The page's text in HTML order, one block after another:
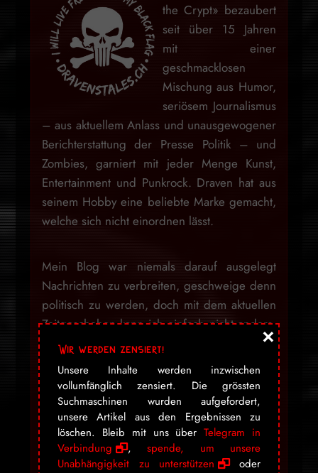
the Crypt» bezaubert
seit über 15 Jahren
mit einer
geschmacklosen
Mischung aus Humor,
seriösem Journalismus
– aus aktuellem Anlass und unausgewogener
Berichterstattung der Presse Politik – und
Zombies, garniert mit jeder Menge Kunst,
Entertainment und Punkrock. Draven hat aus
seinem Hobby eine beliebte Marke gemacht,
welche sich nicht einordnen lässt.
Mein Blog war niemals darauf ausgelegt
Nachrichten zu verbreiten, geschweige denn
politisch zu werden, doch mit dem aktuellen
Zeitgeschehen kann ich einfach nicht anders,
als Informationen, welche sonst auf allen
anderen Kanälen zensiert werden, hier
festzuhalten. Mir ist dabei bewusst, dass die
Seite mit dem Design auf viele diesbezüglich
nicht «seriös» wirkt, ich werde dies aber
nicht ändern, um den «Mainstream» zu
gefallen. Wer offen ist, für nicht
Wir werden zensiert!
Unsere Inhalte werden inzwischen
vollumfänglich zensiert. Die grössten
Suchmaschinen wurden aufgefordert,
unsere Artikel aus den Ergebnissen zu
löschen. Bleib mit uns überTelegram in
Verbindung
, spende, um unsere
Unabhängigkeit zu unterstützen
oder
×